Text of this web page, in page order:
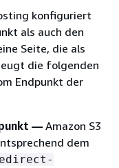
konfiguriert
als auch den
Seite, die als
die folgenden
Endpunkt der
— Amazon S3
dem